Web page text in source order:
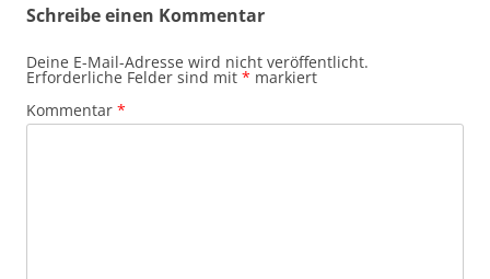
Schreibe einen Kommentar
Deine E-Mail-Adresse wird nicht veröffentlicht.
Erforderliche Felder sind mit * markiert
Kommentar *